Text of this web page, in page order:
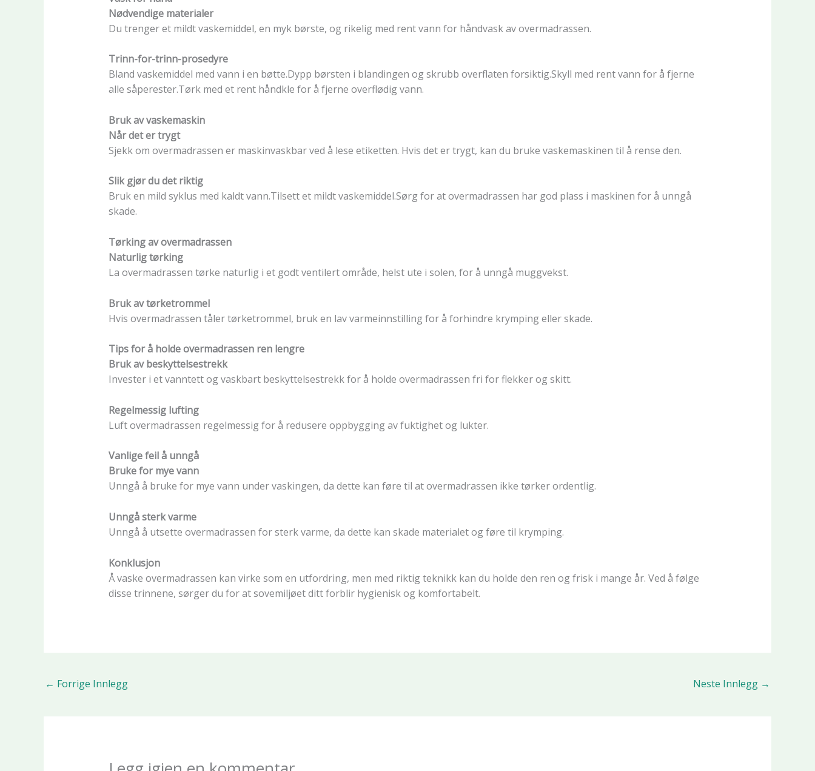
Nødvendige materialer
Du trenger et mildt vaskemiddel, en myk børste, og rikelig med rent vann for håndvask av overmadrassen.
Trinn-for-trinn-prosedyre
Bland vaskemiddel med vann i en bøtte.Dypp børsten i blandingen og skrubb overflaten forsiktig.Skyll med rent vann for å fjerne
alle såperester.Tørk med et rent håndkle for å fjerne overflødig vann.
Bruk av vaskemaskin
Når det er trygt
Sjekk om overmadrassen er maskinvaskbar ved å lese etiketten. Hvis det er trygt, kan du bruke vaskemaskinen til å rense den.
Slik gjør du det riktig
Bruk en mild syklus med kaldt vann.Tilsett et mildt vaskemiddel.Sørg for at overmadrassen har god plass i maskinen for å unngå
skade.
Tørking av overmadrassen
Naturlig tørking
La overmadrassen tørke naturlig i et godt ventilert område, helst ute i solen, for å unngå muggvekst.
Bruk av tørketrommel
Hvis overmadrassen tåler tørketrommel, bruk en lav varmeinnstilling for å forhindre krymping eller skade.
Tips for å holde overmadrassen ren lengre
Bruk av beskyttelsestrekk
Invester i et vanntett og vaskbart beskyttelsestrekk for å holde overmadrassen fri for flekker og skitt.
Regelmessig lufting
Luft overmadrassen regelmessig for å redusere oppbygging av fuktighet og lukter.
Vanlige feil å unngå
Bruke for mye vann
Unngå å bruke for mye vann under vaskingen, da dette kan føre til at overmadrassen ikke tørker ordentlig.
Unngå sterk varme
Unngå å utsette overmadrassen for sterk varme, da dette kan skade materialet og føre til krymping.
Konklusjon
Å vaske overmadrassen kan virke som en utfordring, men med riktig teknikk kan du holde den ren og frisk i mange år. Ved å følge
disse trinnene, sørger du for at sovemiljøet ditt forblir hygienisk og komfortabelt.
← Forrige Innlegg Neste Innlegg →